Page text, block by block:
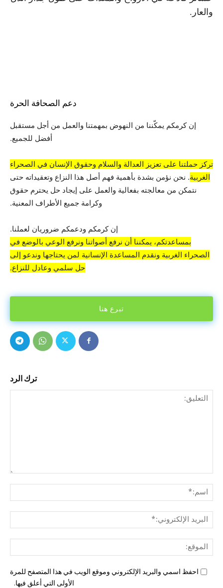
والعار.
دعم الصحافة الحرة
إن كرمكم يمكّننا من النهوض بمهمتنا والعمل من أجل مستقبل
أفضل للجميع.
تركز حملتنا على تعزيز العدالة والسلام وحقوق الإنسان في الصحراء
الغربية. نحن نؤمن بشدة بأهمية فهم أصل هذا النزاع وتعقيداته حتى
نتمكن من معالجته بفعالية والعمل على إيجاد حل يحترم حقوق
وكرامة جميع الأطراف المعنية.
إن كرمكم ودعمكم ضروريان لعملنا.
بمساعدتكم، يمكننا أن نرفع أصواتنا ونرفع الوعي بالوضع في
الصحراء الغربية ونقدم المساعدة الإنسانية لمن يحتاجها وندعو إلى
حل سلمي وعادل للنزاع.
تبرع هنا
ترك الرد
احفظ اسمي والبريد الإلكتروني وموقع الويب في هذا المتصفح للمرة
الأولى التي أعلق فيها.